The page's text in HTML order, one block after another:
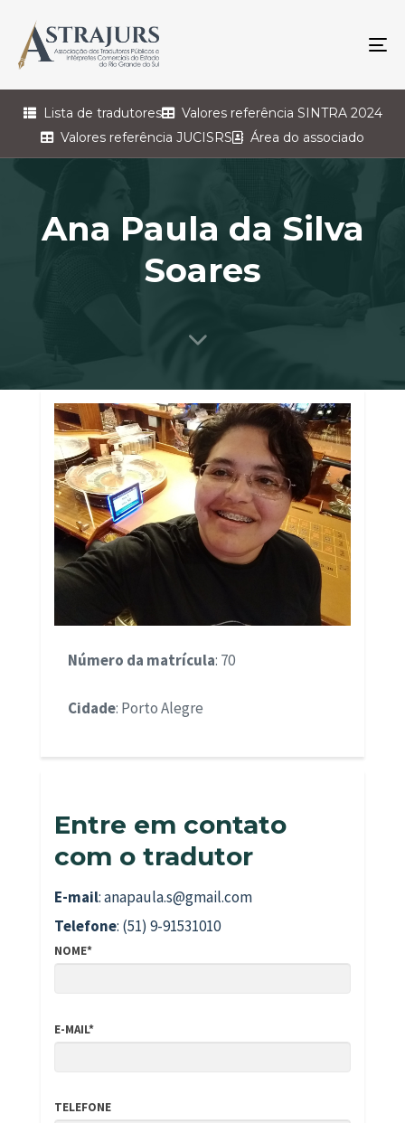
Lista de tradutores
Valores referência SINTRA 2024
Valores referência JUCISRS
Área do associado
Ana Paula da Silva
Soares
Número da matrícula: 70
Cidade: Porto Alegre
Entre em contato
com o tradutor
E-mail: anapaula.s@gmail.com
Telefone: (51) 9-91531010
NOME*
E-MAIL*
TELEFONE